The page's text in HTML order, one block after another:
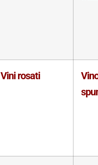
Vini rosati